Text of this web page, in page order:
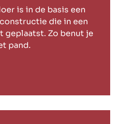
is in de basis een
die in een
geplaatst. Zo benut je
pand.